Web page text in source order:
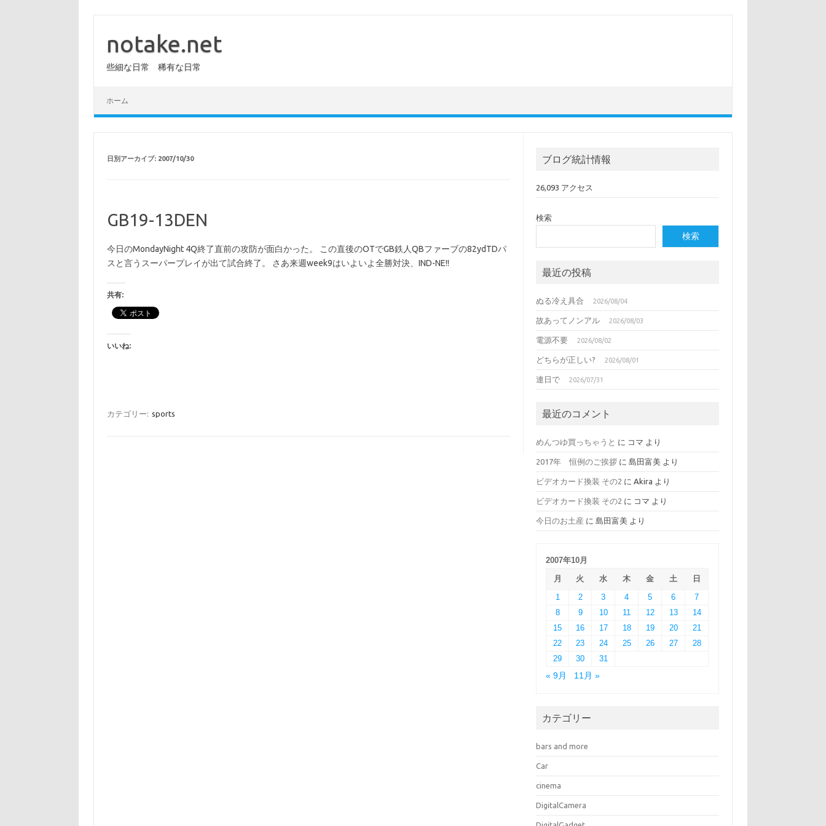
notake.net
些細な日常 稀有な日常
ホーム
日別アーカイブ: 2007/10/30
GB19-13DEN
今日のMondayNight 4Q終了直前の攻防が面白かった。 この直後のOTでGB鉄人QBファーブの82ydTDパ
スと言うスーパープレイが出て試合終了。 さあ来週week9はいよいよ全勝対決、IND-NE!!
共有:
いいね:
カテゴリー: sports
ブログ統計情報
26,093 アクセス
検索
検索
最近の投稿
ぬる冷え具合 2026/08/04
故あってノンアル 2026/08/03
電源不要 2026/08/02
どちらが正しい? 2026/08/01
連日で 2026/07/31
最近のコメント
めんつゆ買っちゃうと に コマ より
2017年 恒例のご挨拶 に島田富美 より
ビデオカード換装 その2 にAkira より
ビデオカード換装 その2 に コマ より
今日のお土産 に島田富美 より
2007年10月
月
火 水 木 金 土
日
1
2 3 4 5 6
7
8
9 10 11 12 13
14
15
16 17 18 19 20
21
22
23 24 25 26 27
28
29
30
31
« 9月
11月 »
カテゴリー
bars and more
Car
cinema
DigitalCamera